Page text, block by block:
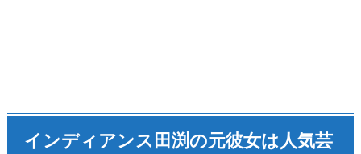
インディアンス田渕の元彼女は人気芸